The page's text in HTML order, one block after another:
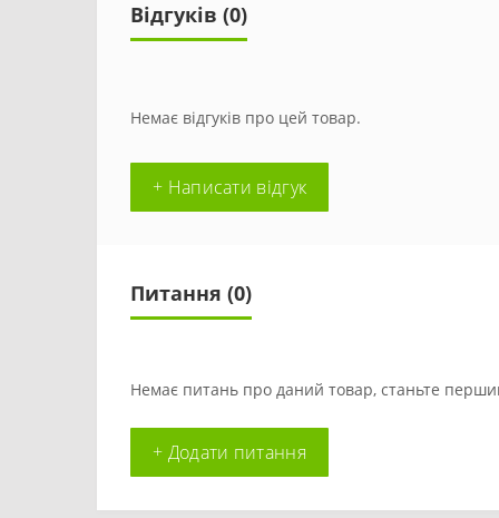
Відгуків (0)
Немає відгуків про цей товар.
+ Написати відгук
Питання (0)
Немає питань про даний товар, станьте
+ Додати питання